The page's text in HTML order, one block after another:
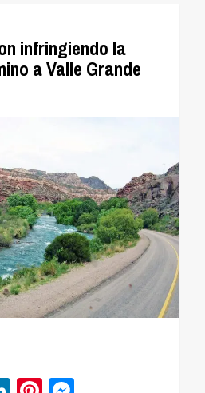
infringiendo la
a Valle Grande